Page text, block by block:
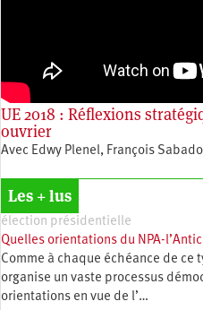
UE 2018 : Réflexions
ouvrier
Avec Edwy Plenel, François
Les + lus
élection présidentielle
Quelles orientations du NPA-
Comme à chaque échéance de ce
organise un vaste processus
orientations en vue de l’…